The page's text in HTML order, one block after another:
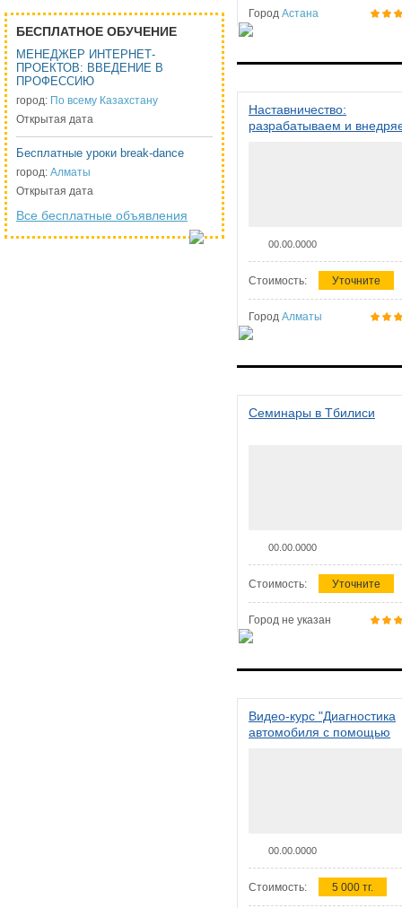
БЕСПЛАТНОЕ ОБУЧЕНИЕ
МЕНЕДЖЕР ИНТЕРНЕТ-
ПРОЕКТОВ: ВВЕДЕНИЕ В
ПРОФЕССИЮ
город: По всему Казахстану
Открытая дата
Бесплатные уроки break-dance
город: Алматы
Открытая дата
Все бесплатные объявления
Город Астана
Наставничество:
разрабатываем и
00.00.0000
Стоимость: Уточните
Город Алматы
Семинары в Тбилиси
00.00.0000
Стоимость: Уточните
Город не указан
Видео-курс "Диагностика
автомобиля с помощью
00.00.0000
Стоимость: 5 000 тг.